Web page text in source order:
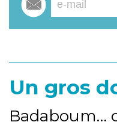
Un gros
Badaboum…